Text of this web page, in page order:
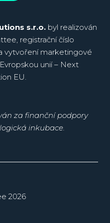
s.r.o.byl realizován
registrační číslo
vytvoření marketingové
unií – Next
EU.
za finanční podpory
inkubace.
2026